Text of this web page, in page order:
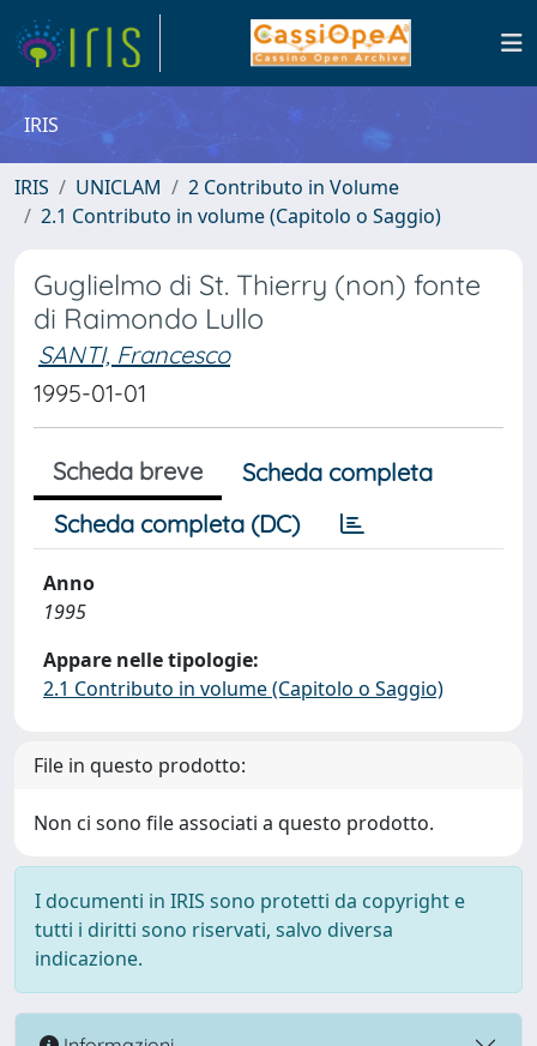
IRIS
IRIS UNICLAM
2 Contributo in Volume
2.1 Contributo in volume (Capitolo o Saggio)
Guglielmo di St. Thierry (non) fonte
di Raimondo Lullo
SANTI, Francesco
1995-01-01
Scheda breve
Scheda completa
Scheda completa (DC)
Anno
1995
Appare nelle tipologie:
2.1 Contributo in volume (Capitolo o Saggio)
File in questo prodotto:
Non ci sono file associati a questo prodotto.
I documenti in IRIS sono protetti da copyright e
tutti i diritti sono riservati, salvo diversa
indicazione.